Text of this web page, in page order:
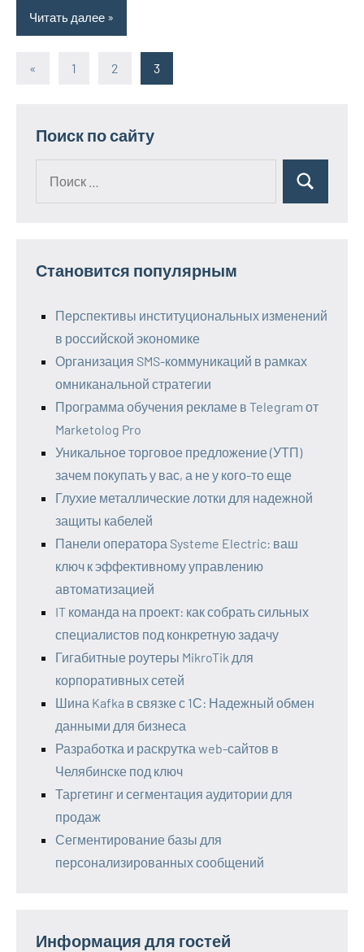
Читать далее
«
Предыдущие
1 2 3
Поиск по сайту
Поиск
Становится популярным
Перспективы институциональных изменений
в российской экономике
Организация SMS-коммуникаций в рамках
омниканальной стратегии
Программа обучения рекламе в Telegram от
Marketolog Pro
Уникальное торговое предложение (УТП)
зачем покупать у вас, а не у кого-то еще
Глухие металлические лотки для надежной
защиты кабелей
Панели оператора Systeme Electric: ваш
ключ к эффективному управлению
автоматизацией
IT команда на проект: как собрать сильных
специалистов под конкретную задачу
Гигабитные роутеры MikroTik для
корпоративных сетей
Шина Kafka в связке с 1С: Надежный обмен
данными для бизнеса
Разработка и раскрутка web-сайтов в
Челябинске под ключ
Таргетинг и сегментация аудитории для
продаж
Сегментирование базы для
персонализированных сообщений
Информация для гостей